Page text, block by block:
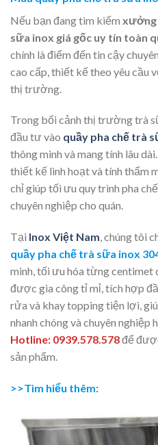
Nếu bạn đang tìm kiếm xưởng
sữa inox giá gốc uy tín toàn
chính là điểm đến tin cậy
cao cấp, thiết kế theo yêu cầu
thị trường.
Trong bối cảnh thị trường trà
đầu tư vào quầy pha chế trà
thông minh và mang tính lâu
thiết kế linh hoạt và tính thẩm
chỉ giúp tối ưu quy trình pha
chuyên nghiệp cho quán.
Tại Inox Việt Nam, chúng tôi
quầy pha chế trà sữa inox
minh, tối ưu hóa từng centimet
được gia công tỉ mỉ, tích hợp
rửa và khay topping tiện lợi,
nhanh chóng và chuyên
Hotline: 0939.578.578để
sản phẩm.
>>Tìm hiểu thêm: